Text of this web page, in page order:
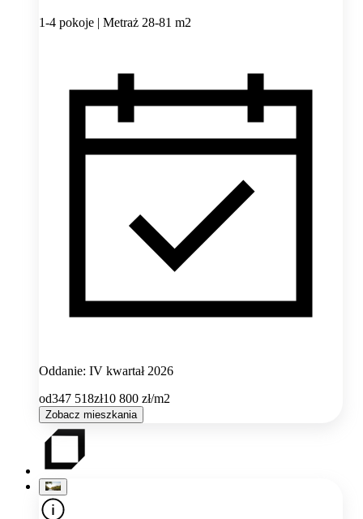
1-4 pokoje | Metraż 28-81 m2
Oddanie: IV kwartał 2026
od347 518zł10 800 zł/m2
Zobacz mieszkania